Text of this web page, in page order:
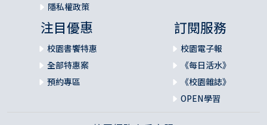
隱私權政策
注目優惠
校園書饗特惠
全部特惠案
預約專區
訂閱服務
校園電子報
《每日活水》
《校園雜誌》
OPEN學習